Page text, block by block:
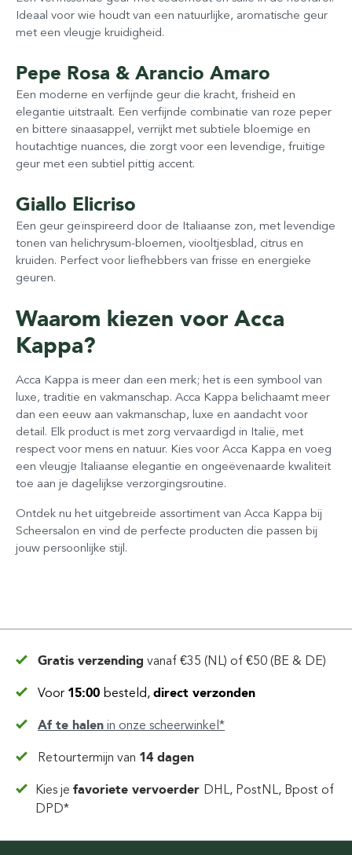
Ideaal voor wie houdt van een natuurlijke, aromatische geur
met een vleugje kruidigheid.
Pepe Rosa & Arancio Amaro
Een moderne en verfijnde geur die kracht, frisheid en
elegantie uitstraalt. Een verfijnde combinatie van roze peper
en bittere sinaasappel, verrijkt met subtiele bloemige en
houtachtige nuances, die zorgt voor een levendige, fruitige
geur met een subtiel pittig accent.
Giallo Elicriso
Een geur geïnspireerd door de Italiaanse zon, met levendige
tonen van helichrysum-bloemen, viooltjesblad, citrus en
kruiden. Perfect voor liefhebbers van frisse en energieke
geuren.
Waarom kiezen voor Acca
Kappa?
Acca Kappa is meer dan een merk; het is een symbool van
luxe, traditie en vakmanschap. Acca Kappa belichaamt meer
dan een eeuw aan vakmanschap, luxe en aandacht voor
detail. Elk product is met zorg vervaardigd in Italië, met
respect voor mens en natuur. Kies voor Acca Kappa en voeg
een vleugje Italiaanse elegantie en ongeëvenaarde kwaliteit
toe aan je dagelijkse verzorgingsroutine.
Ontdek nu het uitgebreide assortiment van Acca Kappa bij
Scheersalon en vind de perfecte producten die passen bij
jouw persoonlijke stijl.
Gratis verzending vanaf €35 (NL) of €50 (BE & DE)
Voor 15:00 besteld, direct verzonden
Af te halen in onze scheerwinkel*
Retourtermijn van 14 dagen
Kies jefavoriete vervoerder DHL, PostNL, Bpost of
DPD*